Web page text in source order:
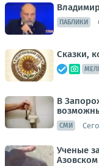
ПАБЛИКИ
Сказки,
В
СМИ
Ученые